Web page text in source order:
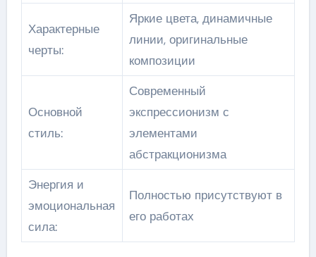
Характерные
черты:
Яркие цвета, динамичные
линии, оригинальные
композиции
Основной
стиль:
Современный
экспрессионизм с
элементами
абстракционизма
Энергия и
эмоциональная
сила:
Полностью присутствуют в
его работах